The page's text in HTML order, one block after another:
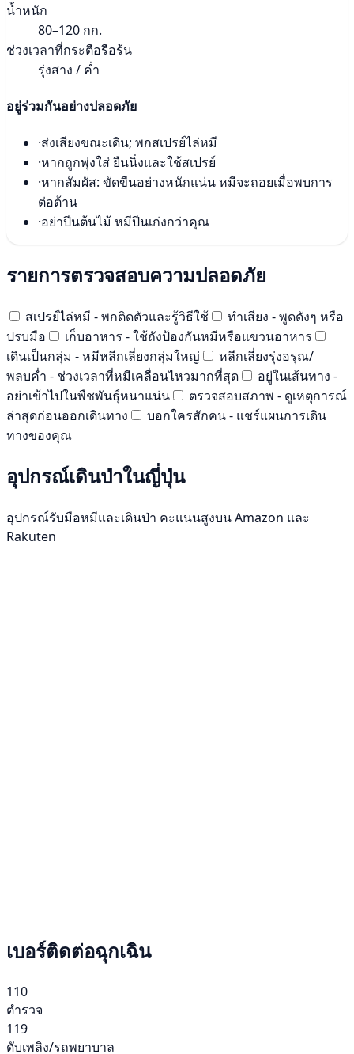
น้ำหนัก
80–120 กก.
ช่วงเวลาที่กระตือรือร้น
รุ่งสาง / ค่ำ
อยู่ร่วมกันอย่างปลอดภัย
·ส่งเสียงขณะเดิน; พกสเปรย์ไล่หมี
·หากถูกพุ่งใส่ ยืนนิ่งและใช้สเปรย์
·หากสัมผัส: ขัดขืนอย่างหนักแน่น หมีจะถอยเมื่อพบการ
ต่อต้าน
·อย่าปีนต้นไม้ หมีปีนเก่งกว่าคุณ
รายการตรวจสอบความปลอดภัย
สเปรย์ไล่หมี - พกติดตัวและรู้วิธีใช้
ทำเสียง - พูดดังๆ หรือ
ปรบมือ
เก็บอาหาร - ใช้ถังป้องกันหมีหรือแขวนอาหาร
เดินเป็นกลุ่ม - หมีหลีกเลี่ยงกลุ่มใหญ่
หลีกเลี่ยงรุ่งอรุณ/
พลบค่ำ - ช่วงเวลาที่หมีเคลื่อนไหวมากที่สุด
อยู่ในเส้นทาง -
อย่าเข้าไปในพืชพันธุ์หนาแน่น
ตรวจสอบสภาพ - ดูเหตุการณ์
ล่าสุดก่อนออกเดินทาง
บอกใครสักคน - แชร์แผนการเดิน
ทางของคุณ
อุปกรณ์เดินป่าในญี่ปุ่น
อุปกรณ์รับมือหมีและเดินป่า คะแนนสูงบน Amazon และ
Rakuten
เบอร์ติดต่อฉุกเฉิน
110
ตำรวจ
119
ดับเพลิง/รถพยาบาล